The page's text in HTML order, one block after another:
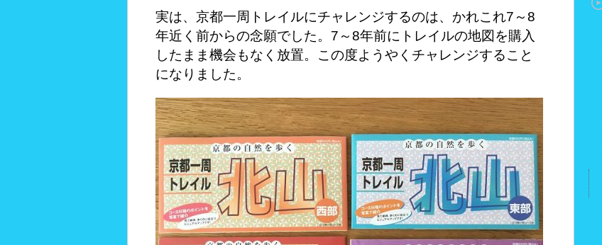
実は、京都一周トレイルにチャレンジするのは、かれこれ7～8
年近く前からの念願でした。7～8年前にトレイルの地図を購入
したまま機会もなく放置。この度ようやくチャレンジすること
になりました。